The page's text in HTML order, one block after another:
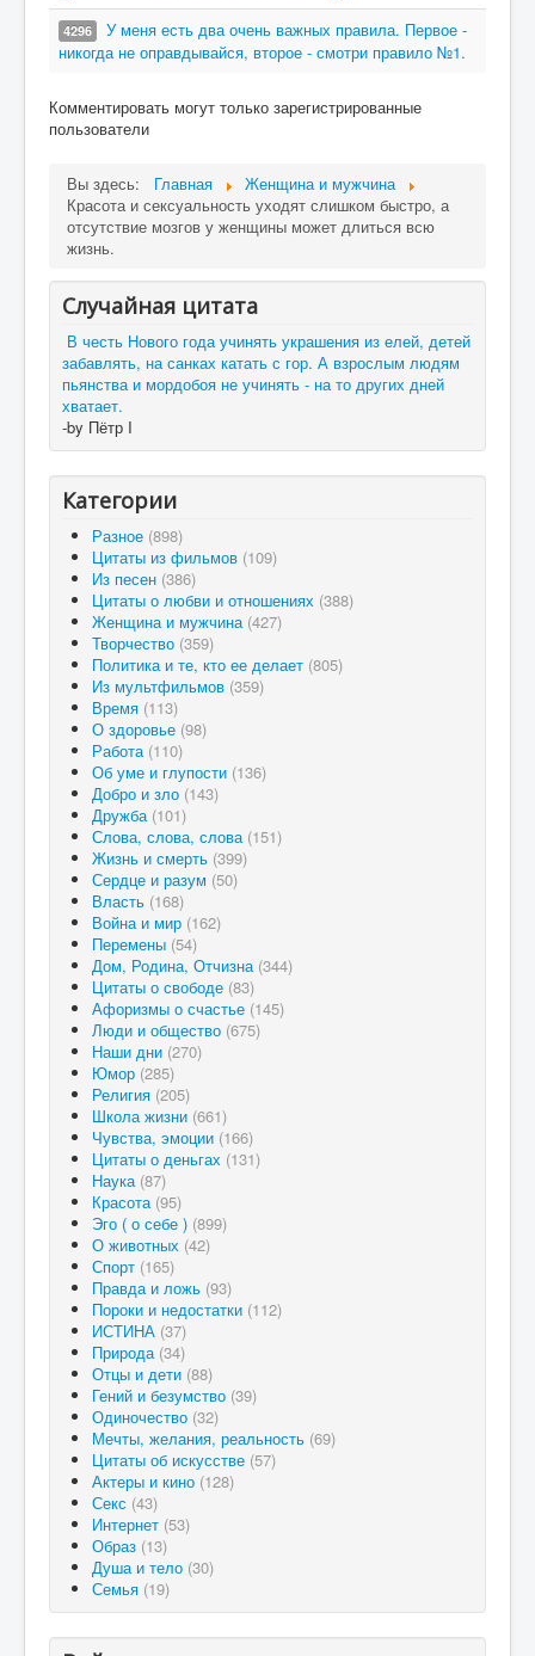
4296
У меня есть два очень важных правила. Первое -
никогда не оправдывайся, второе - смотри правило №1.
Комментировать могут только зарегистрированные
пользователи
Вы здесь: Главная
Женщина и мужчина
Красота и сексуальность уходят слишком быстро, а
отсутствие мозгов у женщины может длиться всю
жизнь.
Случайная цитата
В честь Нового года учинять украшения из елей, детей
забавлять, на санках катать с гор. А взрослым людям
пьянства и мордобоя не учинять - на то других дней
хватает.
-by Пётр I
Категории
Разное (898)
Цитаты из фильмов (109)
Из песен (386)
Цитаты о любви и отношениях (388)
Женщина и мужчина (427)
Творчество (359)
Политика и те, кто ее делает (805)
Из мультфильмов (359)
Время (113)
О здоровье (98)
Работа (110)
Об уме и глупости (136)
Добро и зло (143)
Дружба (101)
Слова, слова, слова (151)
Жизнь и смерть (399)
Сердце и разум (50)
Власть (168)
Война и мир (162)
Перемены (54)
Дом, Родина, Отчизна (344)
Цитаты о свободе (83)
Афоризмы о счастье (145)
Люди и общество (675)
Наши дни (270)
Юмор (285)
Религия (205)
Школа жизни (661)
Чувства, эмоции (166)
Цитаты о деньгах (131)
Наука (87)
Красота (95)
Эго ( о себе ) (899)
О животных (42)
Спорт (165)
Правда и ложь (93)
Пороки и недостатки (112)
ИСТИНА (37)
Природа (34)
Отцы и дети (88)
Гений и безумство (39)
Одиночество (32)
Мечты, желания, реальность (69)
Цитаты об искусстве (57)
Актеры и кино (128)
Секс (43)
Интернет (53)
Образ (13)
Душа и тело (30)
Семья (19)